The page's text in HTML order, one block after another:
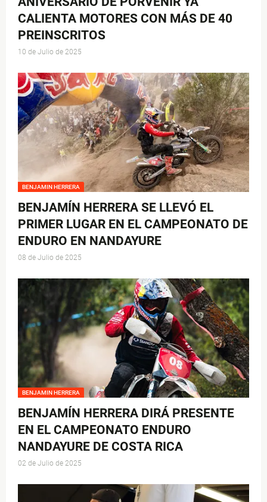
CALIENTA MOTORES CON MÁS DE 40
PREINSCRITOS
10 de Julio de 2025
BENJAMIN HERRERA
BENJAMÍN HERRERA SE LLEVÓ EL
PRIMER LUGAR EN EL CAMPEONATO DE
ENDURO EN NANDAYURE
08 de Julio de 2025
BENJAMIN HERRERA
BENJAMÍN HERRERA DIRÁ PRESENTE
EN EL CAMPEONATO ENDURO
NANDAYURE DE COSTA RICA
02 de Julio de 2025